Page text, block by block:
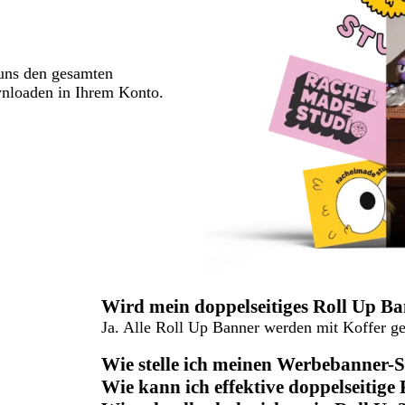
den gesamten
in Ihrem Konto.
Wird mein doppelseitiges Roll Up
Ja. Alle Roll Up Banner werden mit Koffer
Wie stelle ich meinen Werbebanner-
Wie kann ich effektive doppelseitige